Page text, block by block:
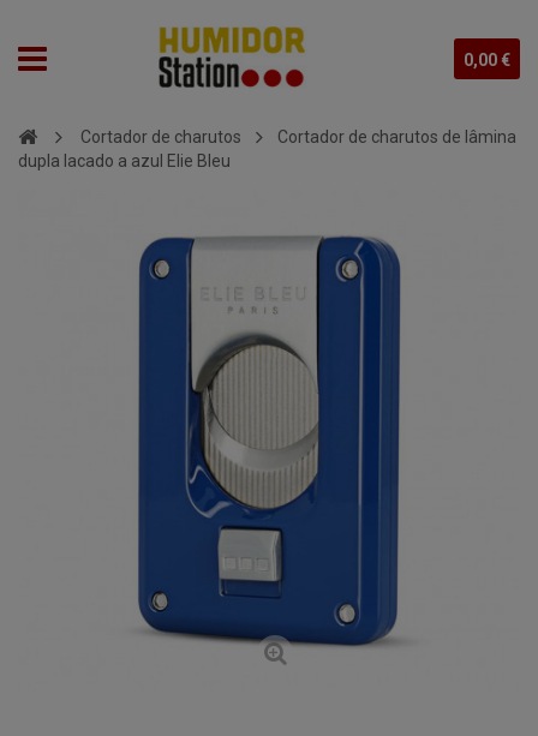
0,00 €
Cortador de charutos
Cortador de charutos de lâmina
dupla lacado a azul Elie Bleu